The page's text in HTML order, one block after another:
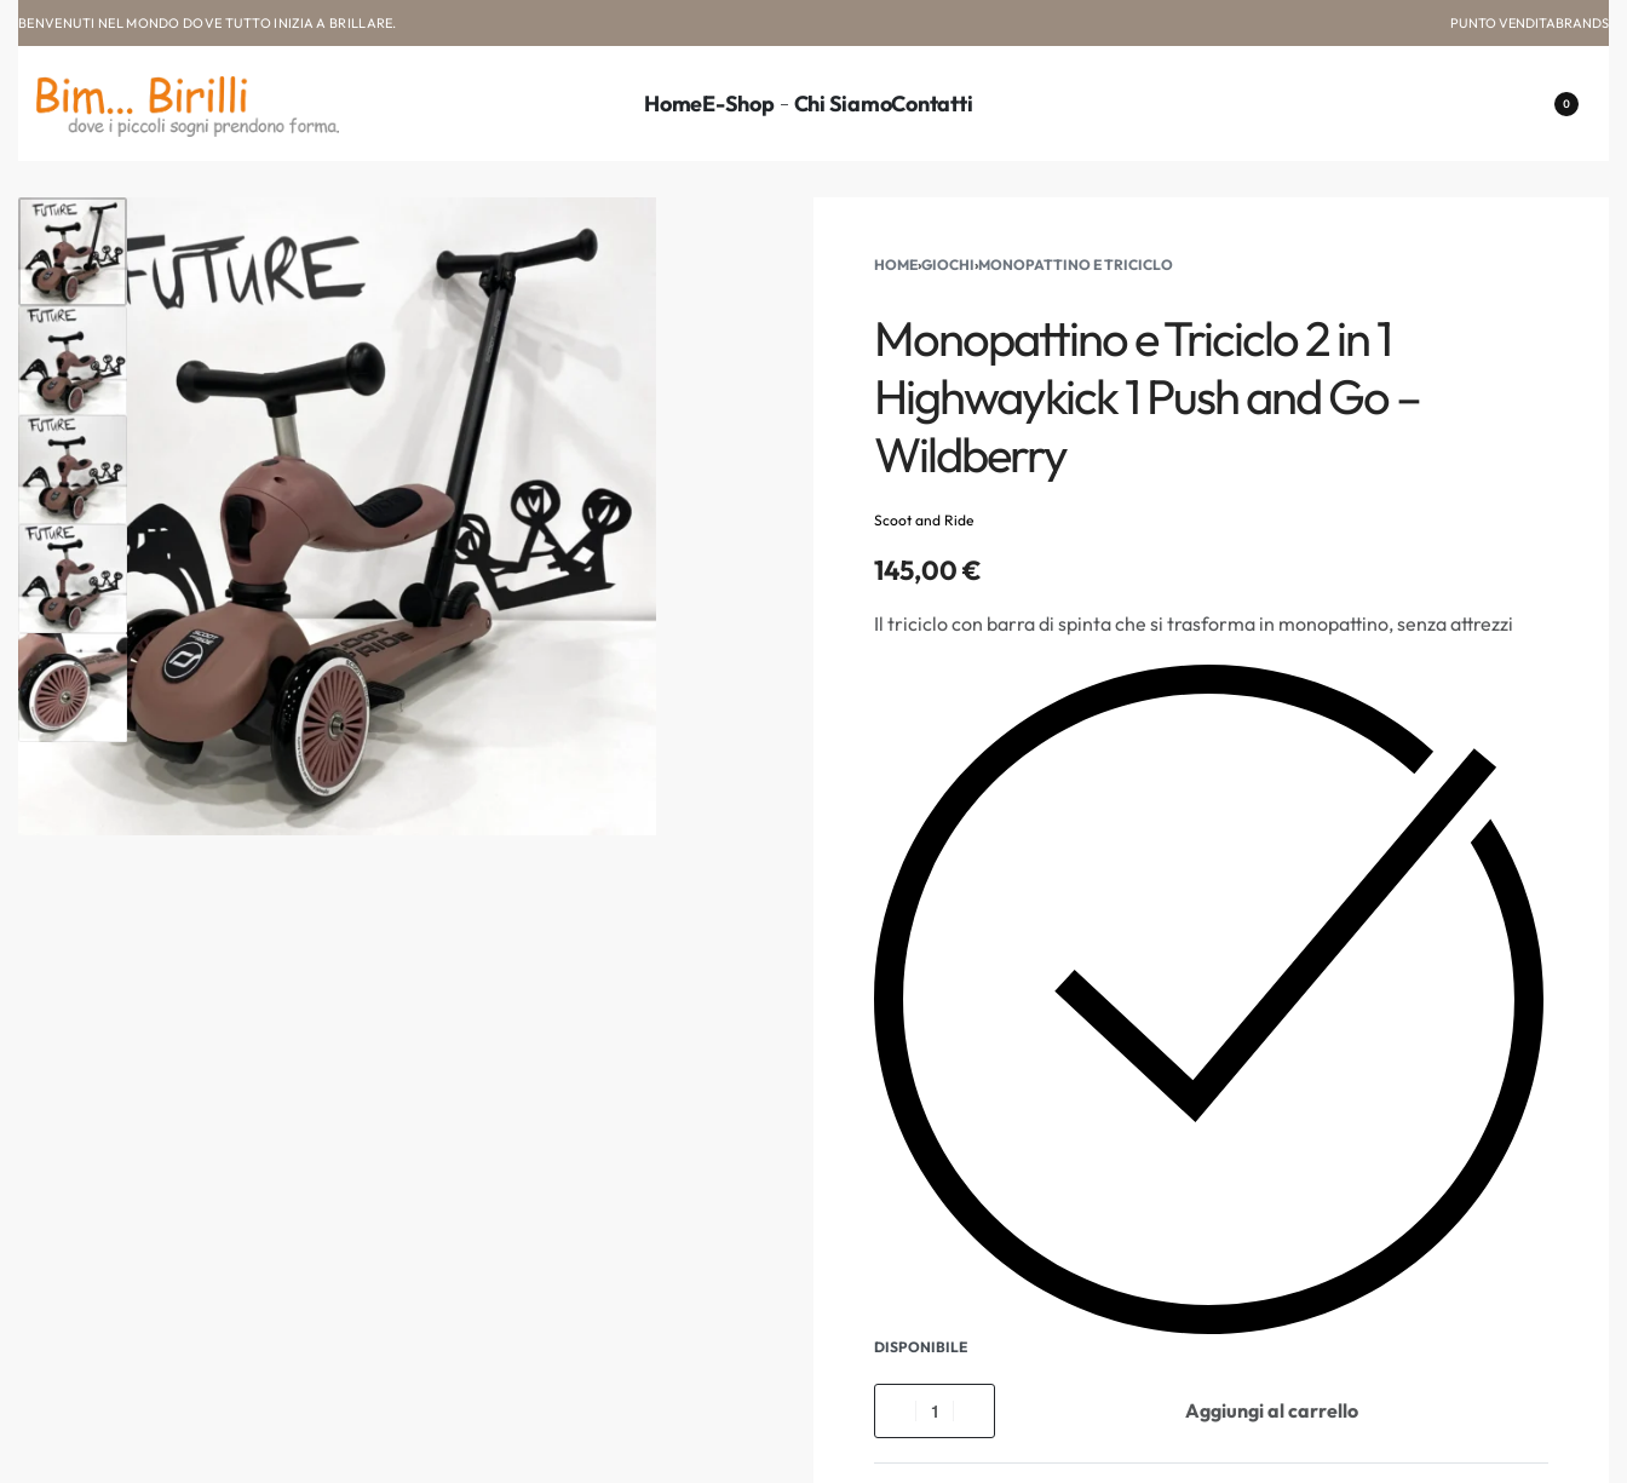
BENVENUTI NEL MONDO DOVE TUTTO INIZIA A BRILLARE. PUNTO VENDITABRANDS
HomeE-Shop Chi SiamoContatti 0
HOME›GIOCHI›MONOPATTINO E TRICICLO
Monopattino e Triciclo 2 in 1
Highwaykick 1 Push and Go –
Wildberry
Scoot and Ride
145,00€
Il triciclo con barra di spinta che si trasforma in monopattino, senza attrezzi
DISPONIBILE
Aggiungi al carrello